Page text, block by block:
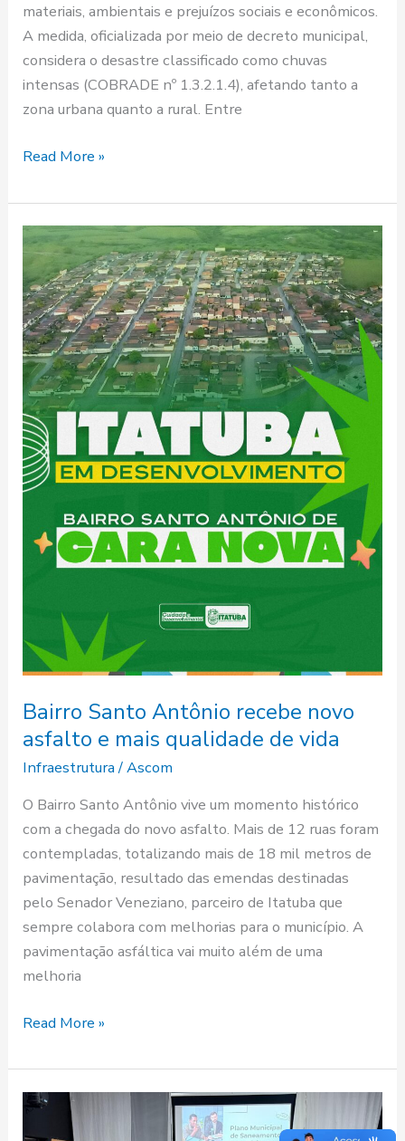
materiais, ambientais e prejuízos sociais e econômicos.
A medida, oficializada por meio de decreto municipal,
considera o desastre classificado como chuvas
intensas (COBRADE nº 1.3.2.1.4), afetando tanto a
zona urbana quanto a rural. Entre
Read More »
Bairro Santo Antônio recebe novo
asfalto e mais qualidade de vida
Infraestrutura /Ascom
O Bairro Santo Antônio vive um momento histórico
com a chegada do novo asfalto. Mais de 12 ruas foram
contempladas, totalizando mais de 18 mil metros de
pavimentação, resultado das emendas destinadas
pelo Senador Veneziano, parceiro de Itatuba que
sempre colabora com melhorias para o município. A
pavimentação asfáltica vai muito além de uma
melhoria
Bairro
Santo
Antônio
recebe
novo
asfalto
e
mais
qualidade
de
vida
Read More »
Itatuba